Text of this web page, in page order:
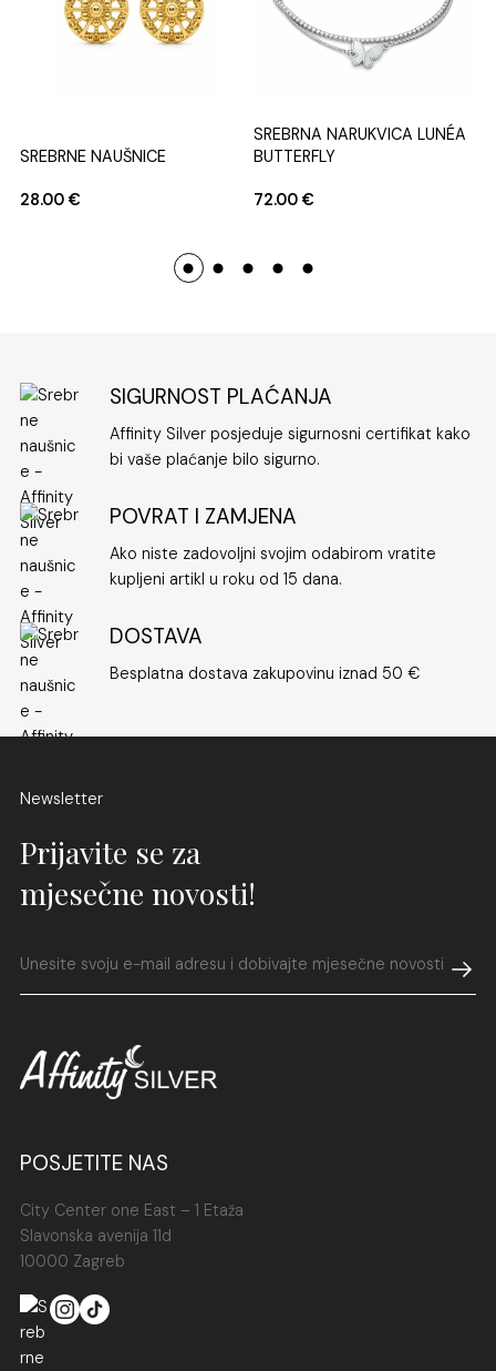
SREBRNE NAUŠNICE
28.00€
SREBRNA NARUKVICA LUNÉA
BUTTERFLY
72.00€
SIGURNOST PLAĆANJA
Affinity Silver posjeduje sigurnosni certifikat kako
bi vaše plaćanje bilo sigurno.
POVRAT I ZAMJENA
Ako niste zadovoljni svojim odabirom vratite
kupljeni artikl u roku od 15 dana.
DOSTAVA
Besplatna dostava zakupovinu iznad 50 €
Newsletter
Prijavite se za
mjesečne novosti!
POSJETITE NAS
City Center one East – 1 Etaža
Slavonska avenija 11d
10000 Zagreb